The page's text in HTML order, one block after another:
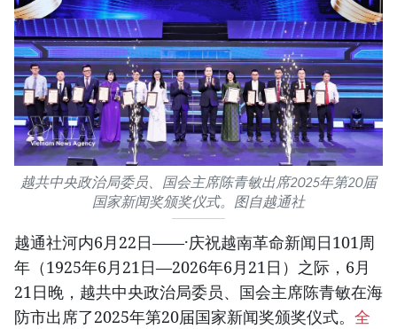
越共中央政治局委员、国会主席陈青敏出席2025年第20届
国家新闻奖颁奖仪式。图自越通社
越通社河内6月22日——·庆祝越南革命新闻日101周
年（1925年6月21日—2026年6月21日）之际，6月
21日晚，越共中央政治局委员、国会主席陈青敏在海
防市出席了2025年第20届国家新闻奖颁奖仪式。 全